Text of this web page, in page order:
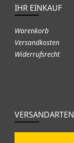
IHR EINKAUF
Warenkorb
Versandkosten
Widerrufsrecht
VERSANDARTEN